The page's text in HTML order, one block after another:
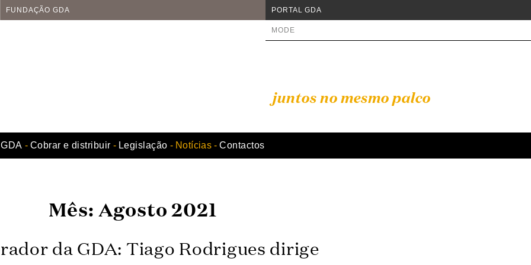
FUNDAÇÃO GDA PORTAL GDA
juntos no mesmo palco
MODE
GDA Cobrar e distribuir Legislação Notícias Contactos
Mês: Agosto 2021
da GDA: Tiago Rodrigues dirige